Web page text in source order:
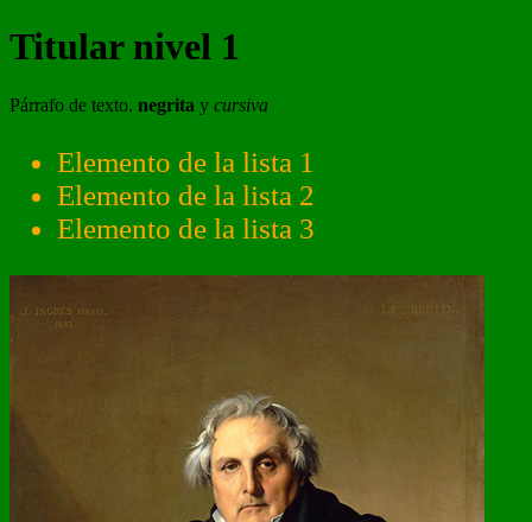
Titular nivel 1
Párrafo de texto. negrita y cursiva
Elemento de la lista 1
Elemento de la lista 2
Elemento de la lista 3